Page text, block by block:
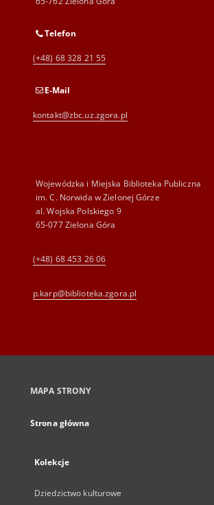
Telefon
(+48) 68 328 21 55
E-Mail
kontakt@zbc.uz.zgora.pl
Wojewódzka i Miejska Biblioteka Publiczna
im. C. Norwida w Zielonej Górze
al. Wojska Polskiego 9
65-077 Zielona Góra
(+48) 68 453 26 06
p.karp@biblioteka.zgora.pl
MAPA STRONY
Strona główna
Kolekcje
Dziedzictwo kulturowe